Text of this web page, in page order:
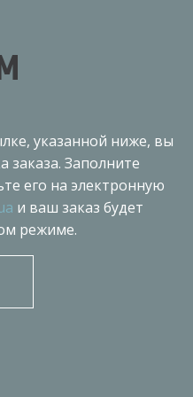
указанной ниже, вы
заказа. Заполните
его на электронную
и ваш заказ будет
режиме.